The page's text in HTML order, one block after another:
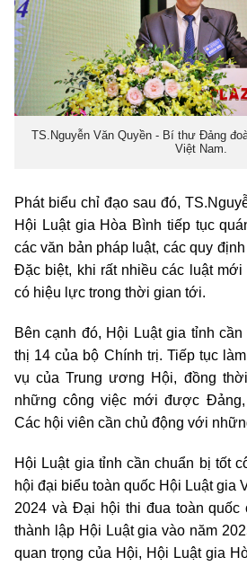
TS.Nguyễn Văn Quyền - Bí thư Đảng
Việt Nam.
Phát biểu chỉ đạo sau đó,
Hội Luật gia Hòa Bình tiếp tục
các văn bản pháp luật, các quy
Đặc biệt, khi rất nhiều các luật
có hiệu lực trong thời gian tới.
Bên cạnh đó, Hội Luật gia tỉnh
thị 14 của bộ Chính trị. Tiếp tục
vụ của Trung ương Hội, đồng
những công việc mới được
Các hội viên cần chủ động với
Hội Luật gia tỉnh cần chuẩn bị tốt
hội đại biểu toàn quốc Hội Luật gia
2024 và Đại hội thi đua toàn quốc
thành lập Hội Luật gia vào năm
quan trọng của Hội, Hội Luật gia